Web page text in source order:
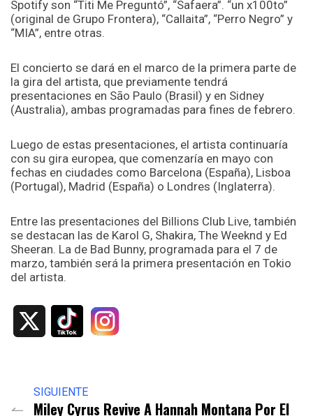
Spotify son “Titi Me Preguntó”, “Safaera”. “un x100to”
(original de Grupo Frontera), “Callaita”, “Perro Negro” y
“MIA”, entre otras.
El concierto se dará en el marco de la primera parte de
la gira del artista, que previamente tendrá
presentaciones en Sāo Paulo (Brasil) y en Sidney
(Australia), ambas programadas para fines de febrero.
Luego de estas presentaciones, el artista continuaría
con su gira europea, que comenzaría en mayo con
fechas en ciudades como Barcelona (España), Lisboa
(Portugal), Madrid (España) o Londres (Inglaterra).
Entre las presentaciones del Billions Club Live, también
se destacan las de Karol G, Shakira, The Weeknd y Ed
Sheeran. La de Bad Bunny, programada para el 7 de
marzo, también será la primera presentación en Tokio
del artista.
SIGUIENTE
Miley Cyrus Revive A Hannah Montana Por El